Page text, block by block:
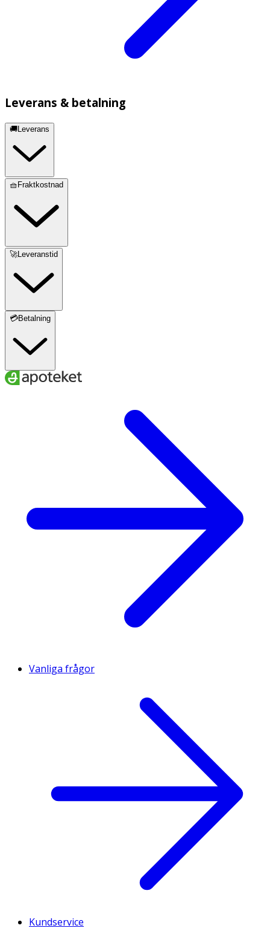
Leverans & betalning
🚚Leverans
🧺Fraktkostnad
🚀Leveranstid
💳Betalning
Vanliga frågor
Kundservice